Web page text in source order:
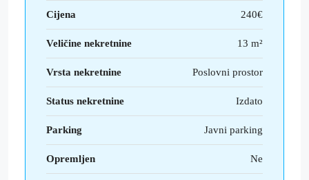
Cijena 240€
Veličine nekretnine 13 m²
Vrsta nekretnine Poslovni prostor
Status nekretnine Izdato
Parking Javni parking
Opremljen Ne